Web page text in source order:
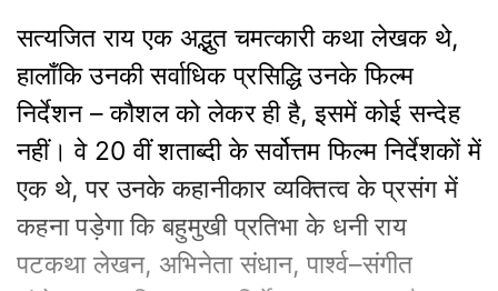
सत्यजित राय एक अद्भुत चमत्कारी कथा लेखक थे,
हालाँकि उनकी सर्वाधिक प्रसिद्धि उनके फिल्म
निर्देशन – कौशल को लेकर ही है, इसमें कोई सन्देह
नहीं। वे 20 वीं शताब्दी के सर्वोत्तम फिल्म निर्देशकों में
एक थे, पर उनके कहानीकार व्यक्तित्व के प्रसंग में
कहना पड़ेगा कि बहुमुखी प्रतिभा के धनी राय
पटकथा लेखन, अभिनेता संधान, पार्श्व–संगीत